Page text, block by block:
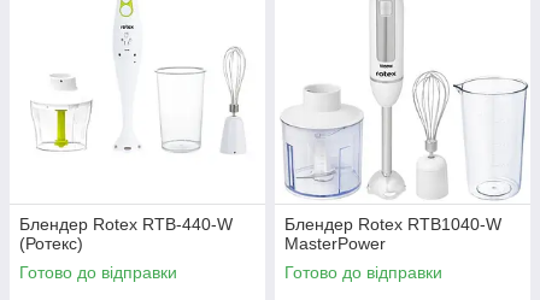
Блендер Rotex RTB-440-W
(Ротекс)
Готово до відправки
Блендер Rotex RTB1040-W
MasterPower
Готово до відправки